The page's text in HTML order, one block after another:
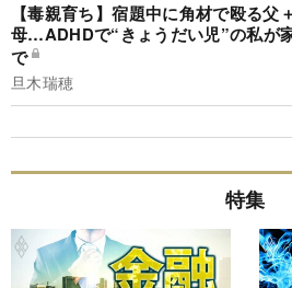
【毒親育ち】宿題中に角材で殴る父
母…ADHDで“きょうだい児”の私が
で
旦木瑞穂
特集